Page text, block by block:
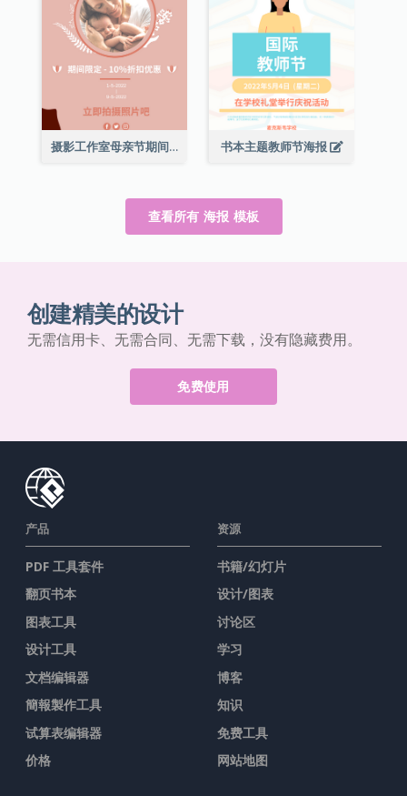
摄影工作室母亲节期间限定优惠宣传海报 书本主题教师节海报
查看所有 海报 模板
创建精美的设计
无需信用卡、无需合同、无需下载，没有隐藏费用。
免费使用
产品
PDF 工具套件
翻页书本
图表工具
设计工具
文档编辑器
簡報製作工具
试算表编辑器
价格
资源
书籍/幻灯片
设计/图表
讨论区
学习
博客
知识
免费工具
网站地图